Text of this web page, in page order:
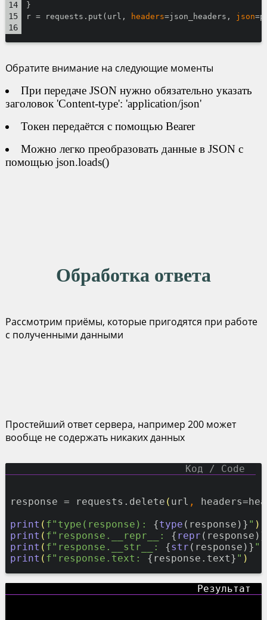
}
r = requests.put(url,
headers=json_headers, json
Обратите внимание на следующие моменты
При передаче JSON нужно обязательно указать
заголовок 'Content-type': 'application/json'
Токен передаётся с помощью Bearer
Можно легко преобразовать данные в JSON с
помощью json.loads()
Обработка ответа
Рассмотрим приёмы, которые пригодятся при работе
с полученными данными
Простейший ответ сервера, например 200 может
вообще не содержать никаких данных
response = requests.delete ( url ,
print ( f"type(response): {type (response)} " )
print ( f"response.__repr__: { repr (response)}
print ( f"response.__str__: {str (response)} "
print ( f"response.text: {response.text} " )